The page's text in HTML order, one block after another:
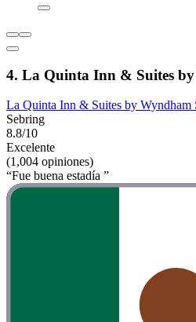
4. La Quinta Inn & Suites
La Quinta Inn & Suites by Wyndham
Sebring
8.8/10
Excelente
(1,004 opiniones)
“Fue buena estadía ”